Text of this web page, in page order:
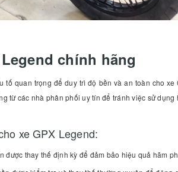
chính hãng
tố quan trọng để duy trì độ bền và an toàn cho
từ các nhà phân phối uy tín để tránh việc sử
xe GPX Legend:
được thay thế định kỳ để đảm bảo hiệu quả hãm